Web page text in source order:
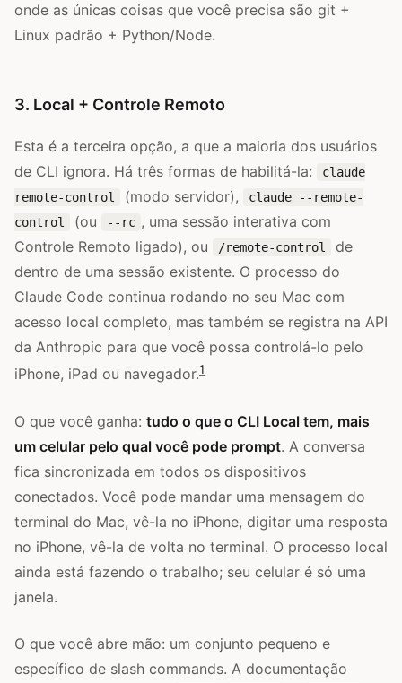
onde as únicas coisas que você precisa são git +
Linux padrão + Python/Node.
3. Local + Controle Remoto
Esta é a terceira opção, a que a maioria dos usuários
de CLI ignora. Há três formas de habilitá-la:
claude
remote-control
(modo servidor),
claude --remote-
control
(ou --rc , uma sessão interativa com
Controle Remoto ligado), ou
/remote-control
de
dentro de uma sessão existente. O processo do
Claude Code continua rodando no seu Mac com
acesso local completo, mas também se registra na API
da Anthropic para que você possa controlá-lo pelo
iPhone, iPad ou navegador.1
O que você ganha: tudo o que o CLI Local tem, mais
um celular pelo qual você pode prompt. A conversa
fica sincronizada em todos os dispositivos
conectados. Você pode mandar uma mensagem do
terminal do Mac, vê-la no iPhone, digitar uma resposta
no iPhone, vê-la de volta no terminal. O processo local
ainda está fazendo o trabalho; seu celular é só uma
janela.
O que você abre mão: um conjunto pequeno e
específico de slash commands. A documentação